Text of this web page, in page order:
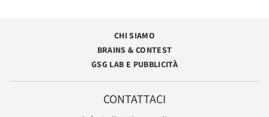
CHI SIAMO
BRAINS & CONTEST
GSG LAB E PUBBLICITÀ
CONTATTACI